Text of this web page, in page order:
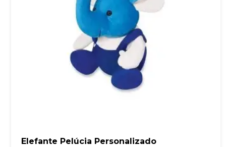
Elefante Pelúcia Personalizado